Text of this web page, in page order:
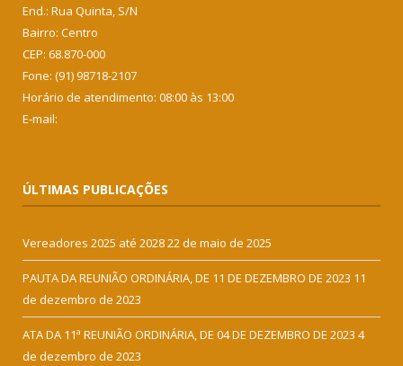
End.: Rua Quinta, S/N
Bairro: Centro
CEP: 68.870-000
Fone: (91) 98718-2107
Horário de atendimento: 08:00 às 13:00
E-mail:
ÚLTIMAS PUBLICAÇÕES
Vereadores 2025 até 202822 de maio de 2025
PAUTA DA REUNIÃO ORDINÁRIA, DE 11 DE DEZEMBRO DE 2023 11
de dezembro de 2023
ATA DA 11ª REUNIÃO ORDINÁRIA, DE 04 DE DEZEMBRO DE 2023 4
de dezembro de 2023